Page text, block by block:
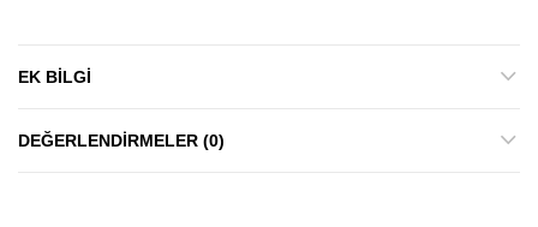
EK BILGI
DEĞERLENDIRMELER (0)